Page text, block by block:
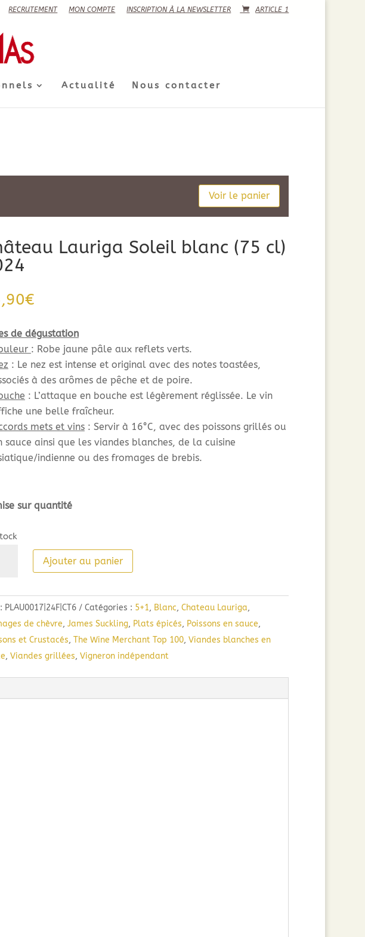
RECRUTEMENT MON COMPTE INSCRIPTION À LA NEWSLETTER ARTICLE 1
Actualité Nous contacter
Voir le panier
Lauriga Soleil blanc (75 cl)
€
de dégustation
: Robe jaune pâle aux reflets verts.
: Le nez est intense et original avec des notes toastées,
à des arômes de pêche et de poire.
: L’attaque en bouche est légèrement réglissée. Le vin
une belle fraîcheur.
mets et vins: Servir à 16°C, avec des poissons grillés ou
sauce ainsi que les viandes blanches, de la cuisine
indienne ou des fromages de brebis.
sur quantité
Ajouter au panier
PLAU0017|24F|CT6 Catégories : 5+1, Blanc, Chateau Lauriga,
de chèvre, James Suckling, Plats épicés, Poissons en sauce,
et Crustacés, The Wine Merchant Top 100, Viandes blanches en
, Viandes grillées, Vigneron indépendant